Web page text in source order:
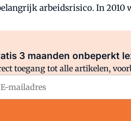
arbeidsrisico. In 2010
3 maanden onbeperkt
toegang tot alle artikelen,